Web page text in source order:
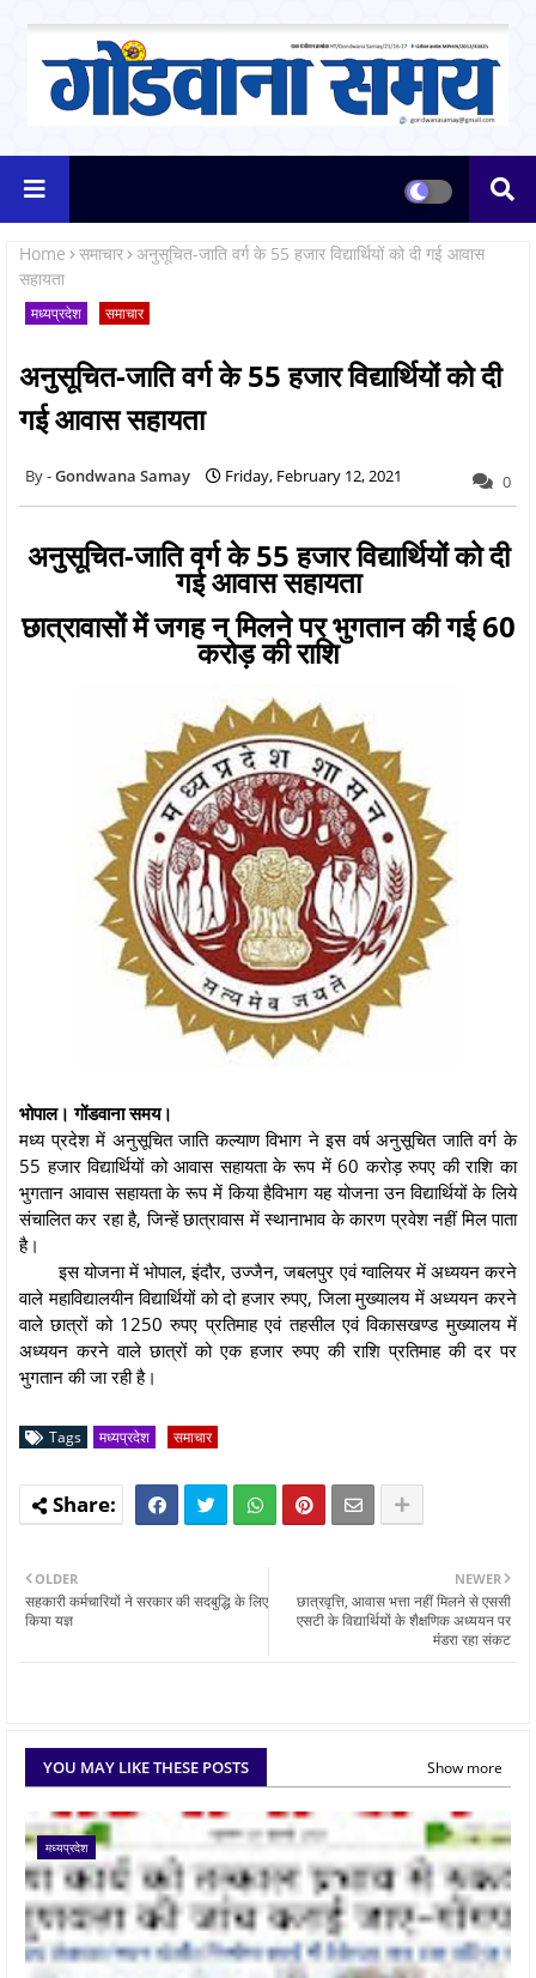
Home समाचार अनुसूचित-जाति वर्ग के 55 हजार विद्यार्थियों को दी गई आवास
सहायता
मध्यप्रदेश समाचार
अनुसूचित-जाति वर्ग के 55 हजार विद्यार्थियों को दी
गई आवास सहायता
Gondwana Samay Friday, February 12, 2021 0
अनुसूचित-जाति वर्ग के 55 हजार विद्यार्थियों को दी
गई आवास सहायता
छात्रावासों में जगह न मिलने पर भुगतान की गई 60
करोड़ की राशि
भोपाल। गोंडवाना समय।
मध्य प्रदेश में अनुसूचित जाति कल्याण विभाग ने इस वर्ष अनुसूचित जाति वर्ग के
55 हजार विद्यार्थियों को आवास सहायता के रूप में 60 करोड़ रुपए की राशि का
भुगतान आवास सहायता के रूप में किया हैविभाग यह योजना उन विद्यार्थियों के लिये
संचालित कर रहा है, जिन्हें छात्रावास में स्थानाभाव के कारण प्रवेश नहीं मिल पाता
है।
इस योजना में भोपाल, इंदौर, उज्जैन, जबलपुर एवं ग्वालियर में अध्ययन करने
वाले महाविद्यालयीन विद्यार्थियों को दो हजार रुपए, जिला मुख्यालय में अध्ययन करने
वाले छात्रों को 1250 रुपए प्रतिमाह एवं तहसील एवं विकासखण्ड मुख्यालय में
अध्ययन करने वाले छात्रों को एक हजार रुपए की राशि प्रतिमाह की दर पर
भुगतान की जा रही है।
Tags मध्यप्रदेश समाचार
NEWER
छात्रवृत्ति, आवास भत्ता नहीं मिलने से एससी
एसटी के विद्यार्थियों के शैक्षणिक अध्ययन पर
मंडरा रहा संकट
OLDER
सहकारी कर्मचारियों ने सरकार की सदबुद्धि के लिए
किया यज्ञ
YOU MAY LIKE THESE POSTS Show more
मध्यप्रदेश